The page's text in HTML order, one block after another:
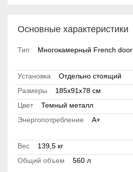
Основные характеристики
Тип Многокамерный French door
Установка
Отдельно стоящий
Размеры
185х91х78 см
Цвет
Темный металл
Энергопотребление
A+
Вес
139,5 кг
Общий объем
560 л